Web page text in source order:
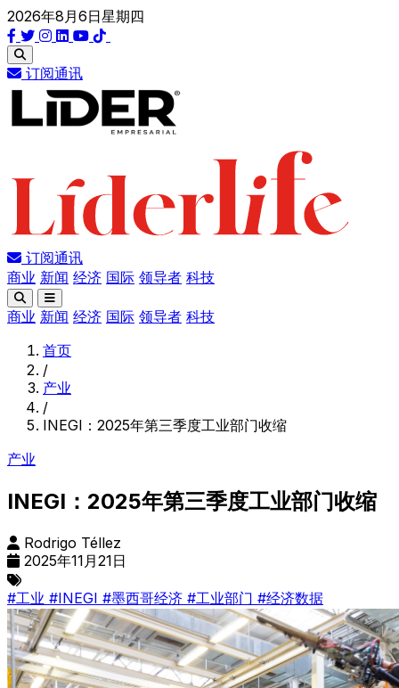
2026年8月6日星期四
订阅通讯
订阅通讯
商业 新闻 经济 国际 领导者 科技
商业 新闻 经济 国际 领导者 科技
首页
/
产业
/
INEGI：2025年第三季度工业部门收缩
产业
INEGI：2025年第三季度工业部门收缩
Rodrigo Téllez
2025年11月21日
#工业 #INEGI #墨西哥经济 #工业部门 #经济数据